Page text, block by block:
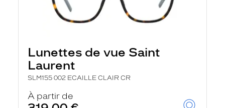
Lunettes de vue Saint
Laurent
SLM155 002 ECAILLE CLAIR CR
À partir de